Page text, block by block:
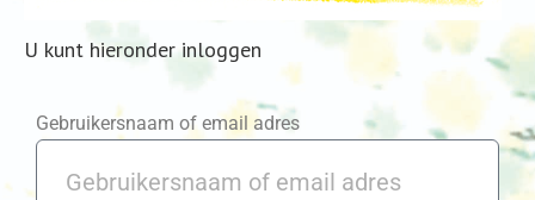
U kunt hieronder inloggen
Gebruikersnaam of email adres